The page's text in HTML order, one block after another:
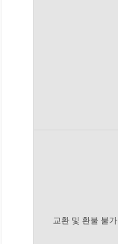
교환 및 환불 불가